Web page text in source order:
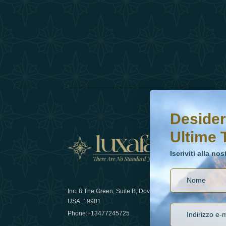
Inc. 8 The Green, Suite B, Dover, DE
USA, 19901
Phone:+13477245725
Come la
lusso nel
Desideri saperne di
Iscriviti alla nostra
Ultime
Iscriviti alla